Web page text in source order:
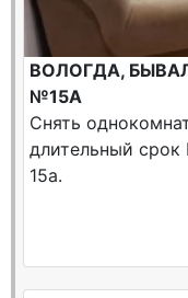
ВОЛОГДА,
№15А
Снять
длительный
15а.